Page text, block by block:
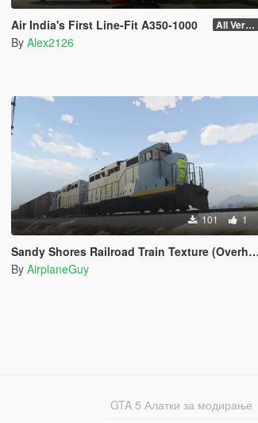
Air India's First Line-Fit A350-1000 All Versions
By Alex2126
101 1
Sandy Shores Railroad Train Texture (Overhauled Trains)
By AirplaneGuy
GTA 5 Алатки за модирање